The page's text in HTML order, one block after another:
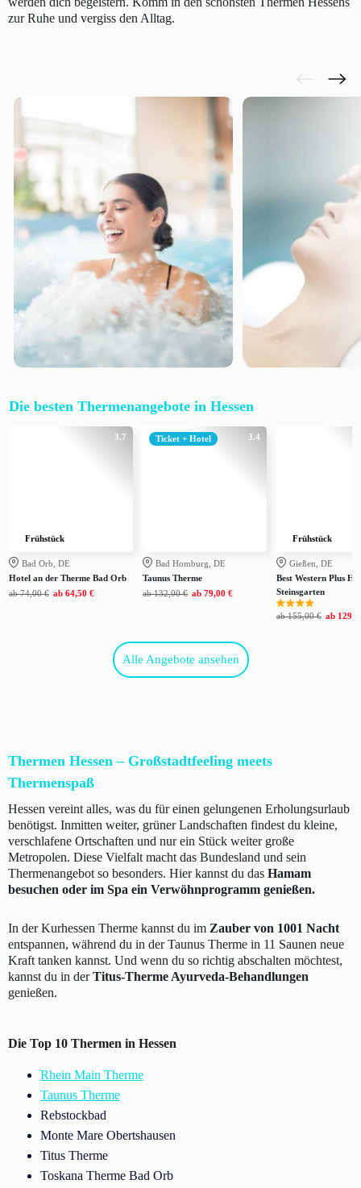
zur Ruhe und vergiss den Alltag.
Die besten Thermenangebote in Hessen
3.7
Frühstück
Bad Orb, DE
Hotel an der Therme Bad Orb
ab 74,00 € ab 64,50 €
3.4
Ticket + Hotel
Bad Homburg, DE
Taunus Therme
ab 132,00 € ab 79,00 €
Frühstück
Gießen, DE
Best Western Plus
Steinsgarten
ab 155,00 € ab
Alle Angebote ansehen
Thermen Hessen – Großstadtfeeling meets
Thermenspaß
Hessen vereint alles, was du für einen gelungenen Erholungsurlaub
benötigst. Inmitten weiter, grüner Landschaften findest du kleine,
verschlafene Ortschaften und nur ein Stück weiter große
Metropolen. Diese Vielfalt macht das Bundesland und sein
Thermenangebot so besonders. Hier kannst du das Hamam
besuchen oder im Spa ein Verwöhnprogramm genießen.
In der Kurhessen Therme kannst du im Zauber von 1001 Nacht
entspannen, während du in der Taunus Therme in 11 Saunen neue
Kraft tanken kannst. Und wenn du so richtig abschalten möchtest,
kannst du in derTitus-Therme Ayurveda-Behandlungen
genießen.
Die Top 10 Thermen in Hessen
Rhein Main Therme
Taunus Therme
Rebstockbad
Monte Mare Obertshausen
Titus Therme
Toskana Therme Bad Orb